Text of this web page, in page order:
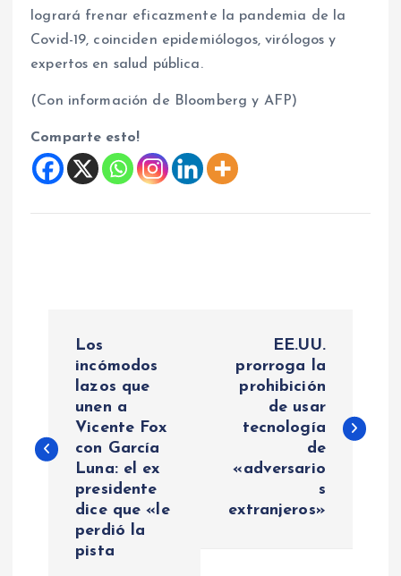
logrará frenar eficazmente la pandemia de la
Covid-19, coinciden epidemiólogos, virólogos y
expertos en salud pública.
(Con información de Bloomberg y AFP)
Comparte esto!
e
Los
incómodos
lazos que
unen a
Vicente Fox
con García
Luna: el ex
presidente
dice que «le
perdió la
pista
EE.UU.
prorroga la
prohibición
de usar
tecnología
de
«adversario
s
extranjeros»